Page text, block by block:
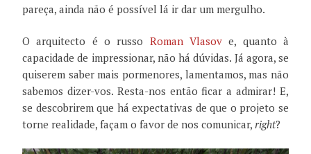
pareça, ainda não é possível lá ir dar um mergulho.
O arquitecto é o russo Roman Vlasov e, quanto à
capacidade de impressionar, não há dúvidas. Já agora, se
quiserem saber mais pormenores, lamentamos, mas não
sabemos dizer-vos. Resta-nos então ficar a admirar! E,
se descobrirem que há expectativas de que o projeto se
torne realidade, façam o favor de nos comunicar, right?